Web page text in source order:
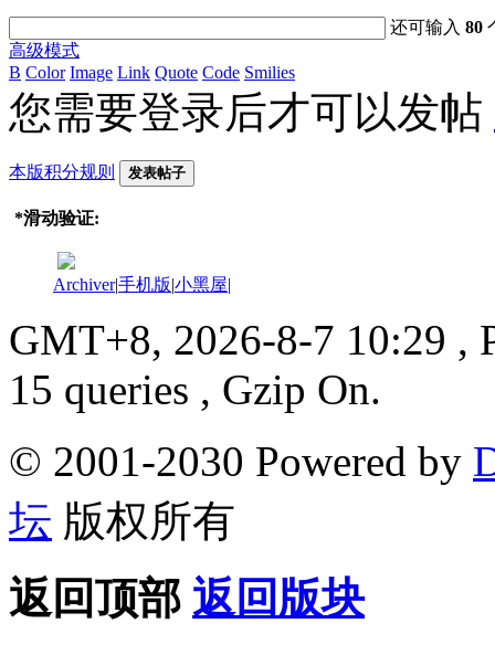
还可输入80
高级模式
B Color Image Link Quote Code Smilies
您需要登录后才可以发帖
本版积分规则 发表帖子
*滑动验证:
Archiver|手机版|小黑屋|
GMT+8, 2026-8-7 10:29 ,
15 queries , Gzip On.
© 2001-2030 Powered by
坛 版权所有
返回顶部 返回版块